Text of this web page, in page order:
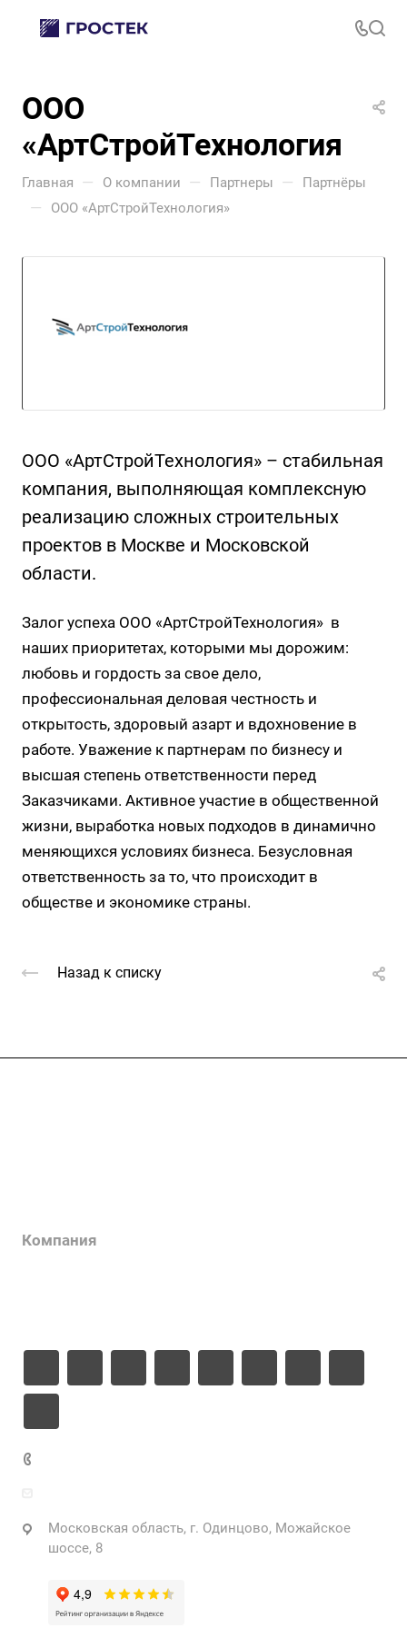
ООО
«АртСтройТехнология»
Главная — О компании — Партнеры — Партнёры
— ООО «АртСтройТехнология»
ООО «АртСтройТехнология» – стабильная
компания, выполняющая комплексную
реализацию сложных строительных
проектов в Москве и Московской
области.
Залог успеха ООО «АртСтройТехнология» в
наших приоритетах, которыми мы дорожим:
любовь и гордость за свое дело,
профессиональная деловая честность и
открытость, здоровый азарт и вдохновение в
работе. Уважение к партнерам по бизнесу и
высшая степень ответственности перед
Заказчиками. Активное участие в общественной
жизни, выработка новых подходов в динамично
меняющихся условиях бизнеса. Безусловная
ответственность за то, что происходит в
обществе и экономике страны.
Назад к списку
Компания
Московская область, г. Одинцово, Можайское
шоссе, 8